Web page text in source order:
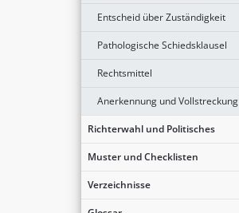
Entscheid über Zuständigkeit
Pathologische Schiedsklausel
Rechtsmittel
Anerkennung und Vollstreckung
Richterwahl und Politisches
Muster und Checklisten
Verzeichnisse